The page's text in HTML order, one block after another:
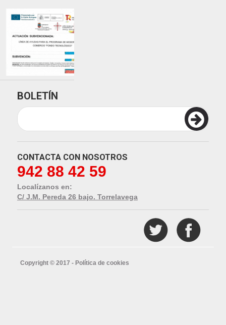
BOLETÍN
CONTACTA CON NOSOTROS
942 88 42 59
Localízanos en:
C/ J.M. Pereda 26 bajo. Torrelavega
Copyright © 2017 - Política de cookies